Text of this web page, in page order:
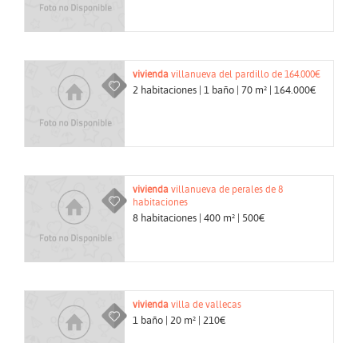
vivienda villanueva del pardillo de 164.000€
2 habitaciones | 1 baño | 70 m² | 164.000€
vivienda villanueva de perales de 8
habitaciones
8 habitaciones | 400 m² | 500€
vivienda villa de vallecas
1 baño | 20 m² | 210€